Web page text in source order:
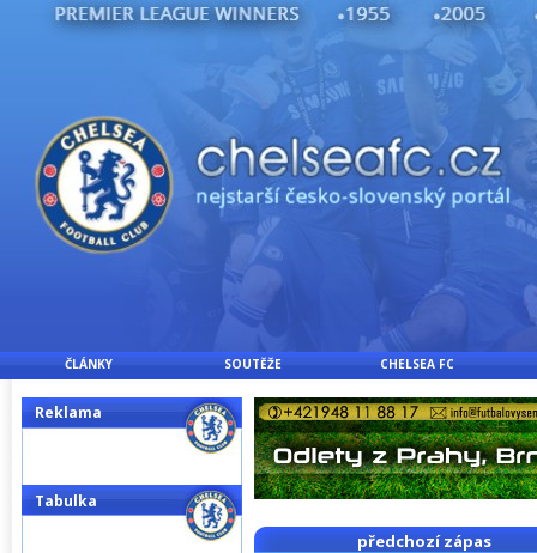
ČLÁNKY SOUTĚŽE CHELSEA FC
předchozí zápas
Reklama
Tabulka